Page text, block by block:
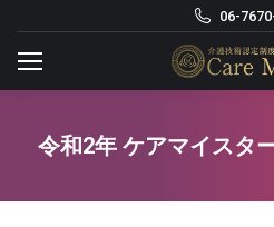
06-
令和2年 ケアマイスタ